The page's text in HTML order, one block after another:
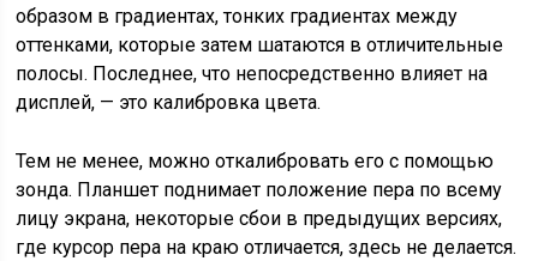
образом в градиентах, тонких градиентах между
оттенками, которые затем шатаются в отличительные
полосы. Последнее, что непосредственно влияет на
дисплей, — это калибровка цвета.
Тем не менее, можно откалибровать его с помощью
зонда. Планшет поднимает положение пера по всему
лицу экрана, некоторые сбои в предыдущих версиях,
где курсор пера на краю отличается, здесь не делается.